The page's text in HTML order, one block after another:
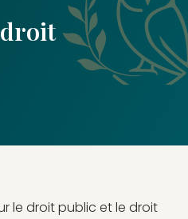
le droit public et le droit